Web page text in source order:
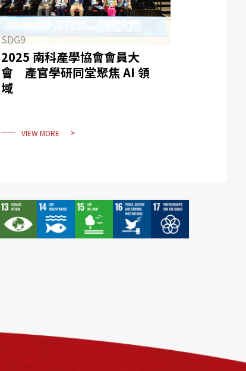
SDG9
2025 南科產學協會會員大
會 產官學研同堂聚焦 AI 領
域
VIEW MORE